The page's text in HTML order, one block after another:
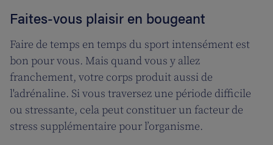
Faites-vous plaisir en bougeant
Faire de temps en temps du sport intensément est
bon pour vous. Mais quand vous y allez
franchement, votre corps produit aussi de
l'adrénaline. Si vous traversez une période difficile
ou stressante, cela peut constituer un facteur de
stress supplémentaire pour l’organisme.